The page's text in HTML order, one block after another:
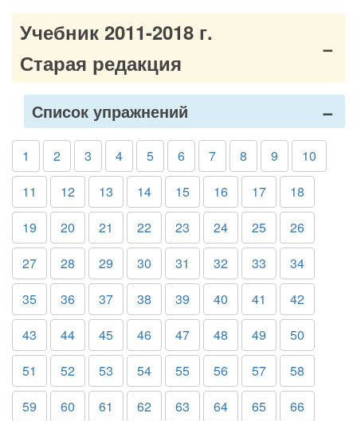
Учебник 2011-2018 г.
Старая редакция
Список упражнений
1 2 3 4 5 6 7 8 9
10
11
12 13 14 15 16 17
18
19
20 21 22 23 24 25
26
27
28 29 30 31 32 33
34
35
36 37 38 39 40 41
42
43
44 45 46 47 48 49
50
51
52 53 54 55 56 57
58
59
60 61 62 63 64 65
66